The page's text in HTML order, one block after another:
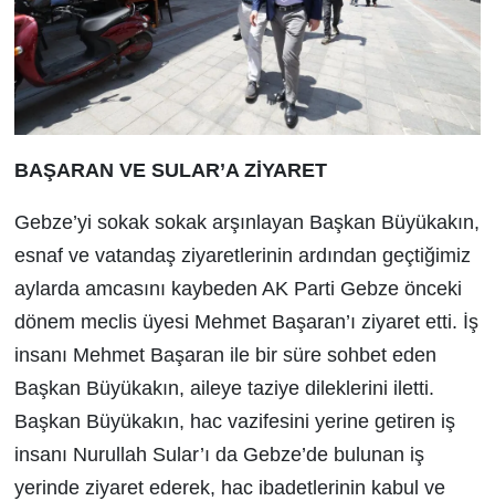
BAŞARAN VE SULAR’A ZİYARET
Gebze’yi sokak sokak arşınlayan Başkan Büyükakın,
esnaf ve vatandaş ziyaretlerinin ardından geçtiğimiz
aylarda amcasını kaybeden AK Parti Gebze önceki
dönem meclis üyesi Mehmet Başaran’ı ziyaret etti. İş
insanı Mehmet Başaran ile bir süre sohbet eden
Başkan Büyükakın, aileye taziye dileklerini iletti.
Başkan Büyükakın, hac vazifesini yerine getiren iş
insanı Nurullah Sular’ı da Gebze’de bulunan iş
yerinde ziyaret ederek, hac ibadetlerinin kabul ve